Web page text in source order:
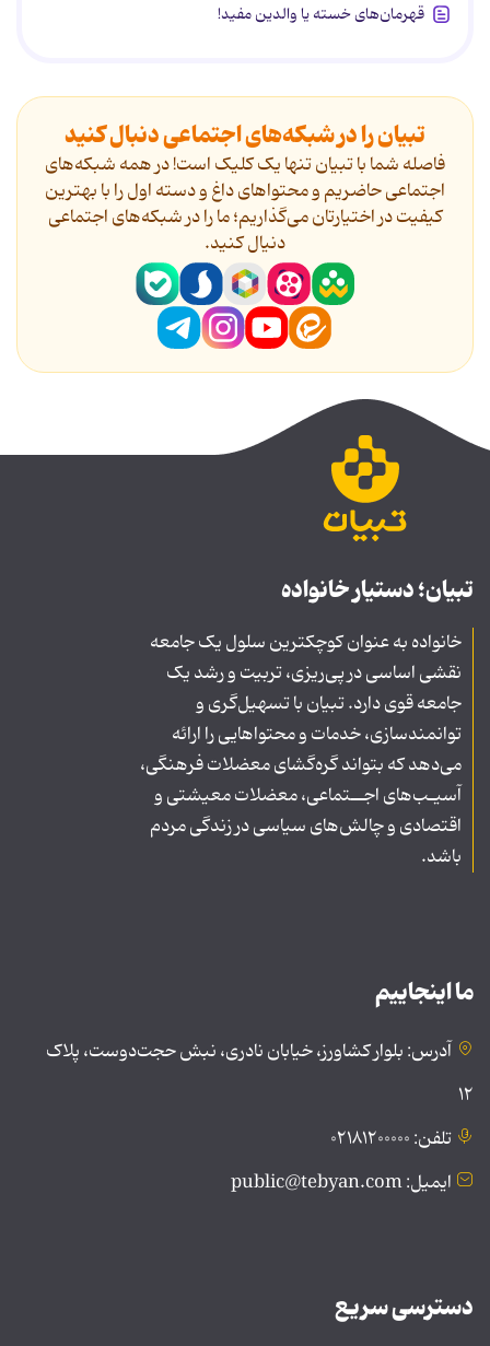
قهرمان‌های خسته یا والدین مفید!
تبیان را در شبکه‌های اجتماعی دنبال کنید
فاصله شما با تبیان تنها یک کلیک است! در همه شبکه‌های
اجتماعی حاضریم و محتواهای داغ و دسته اول را با بهترین
کیفیت در اختیارتان می‌گذاریم؛ ما را در شبکه‌های اجتماعی
دنیال کنید.
تبیان؛ دستیار خانواده
خانواده به عنوان کوچکترین سلول یک جامعه
نقشی اساسی در پی‌ریزی، تربیت و رشد یک
جامعه قوی دارد. تبیان با تسهیل‌گری و
توانمندسازی، خدمات و محتواهایی را ارائه
می‌دهد که بتواند گره‌گشای معضلات فرهنگی،
آسیـب‌های اجــتماعی، معضلات معیشتی و
اقتصادی و چالش‌های سیاسی در زندگی مردم
باشد.
ما اینجاییم
آدرس: بلوار کشاورز، خیابان نادری، نبش حجت‌دوست، پلاک
۱۲
تلفن: ۰۲۱۸۱۲۰۰۰۰۰
ایمیل: public@tebyan.com
دسترسی سریع